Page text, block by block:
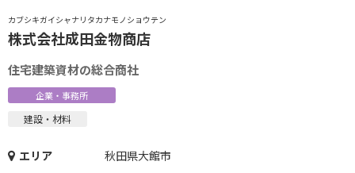
カブシキガイシャナリタカナモノショウテン
株式会社成田金物商店
住宅建築資材の総合商社
企業・事務所
建設・材料
エリア
秋田県大館市